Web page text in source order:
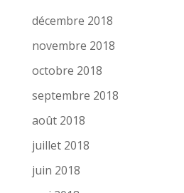
décembre 2018
novembre 2018
octobre 2018
septembre 2018
août 2018
juillet 2018
juin 2018